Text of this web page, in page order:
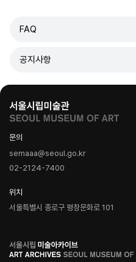
FAQ
공지사항
문의
semaaa@seoul.go.kr
02-2124-7400
위치
서울특별시 종로구 평창문화로 101
로
고